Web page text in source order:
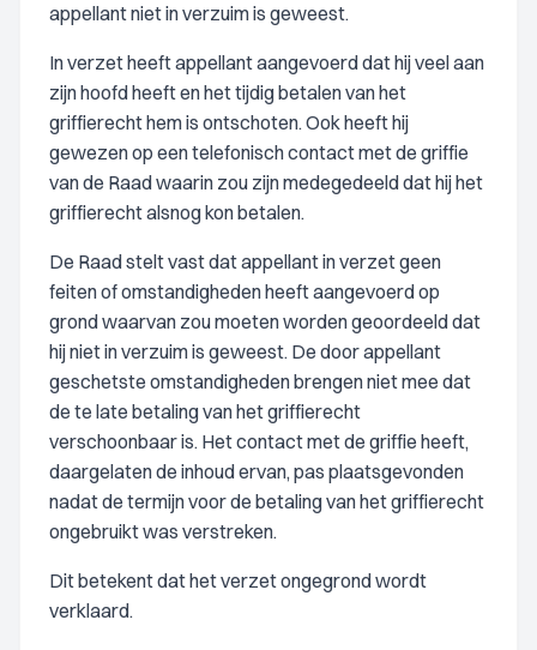
appellant niet in verzuim is geweest.
In verzet heeft appellant aangevoerd dat hij veel aan
zijn hoofd heeft en het tijdig betalen van het
griffierecht hem is ontschoten. Ook heeft hij
gewezen op een telefonisch contact met de griffie
van de Raad waarin zou zijn medegedeeld dat hij het
griffierecht alsnog kon betalen.
De Raad stelt vast dat appellant in verzet geen
feiten of omstandigheden heeft aangevoerd op
grond waarvan zou moeten worden geoordeeld dat
hij niet in verzuim is geweest. De door appellant
geschetste omstandigheden brengen niet mee dat
de te late betaling van het griffierecht
verschoonbaar is. Het contact met de griffie heeft,
daargelaten de inhoud ervan, pas plaatsgevonden
nadat de termijn voor de betaling van het griffierecht
ongebruikt was verstreken.
Dit betekent dat het verzet ongegrond wordt
verklaard.